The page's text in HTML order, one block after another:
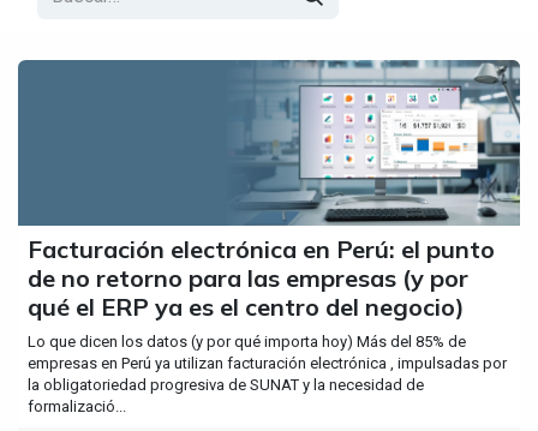
Facturación electrónica en Perú: el punto
de no retorno para las empresas (y por
qué el ERP ya es el centro del negocio)
Lo que dicen los datos (y por qué importa hoy) Más del 85% de
empresas en Perú ya utilizan facturación electrónica , impulsadas por
la obligatoriedad progresiva de SUNAT y la necesidad de
formalizació...